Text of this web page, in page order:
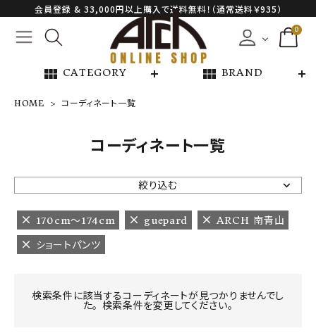
会員登録 & 33,000円以上購入で送料無料！（通常送料￥935）
0
view_module CATEGORY view_module BRAND
NEW ARRIVAL
ARCH EXCLUSIVE
BRAND
CATEGORY
HOME コーディネート一覧
コーディネート一覧
絞り込む
170cm〜174cm guepard
ARCH 南青山
ショートパンツ
検索条件に該当するコーディネートが見つかりませんでし
た。 検索条件を変更してください。